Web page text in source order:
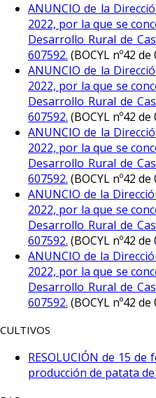
ANUNCIO de la
2022, por la que se
Desarrollo Rural de
607592. (BOCYL nº42
ANUNCIO de la
2022, por la que se
Desarrollo Rural de
607592. (BOCYL nº42
ANUNCIO de la
2022, por la que se
Desarrollo Rural de
607592. (BOCYL nº42
ANUNCIO de la
2022, por la que se
Desarrollo Rural de
607592. (BOCYL nº42
ANUNCIO de la
2022, por la que se
Desarrollo Rural de
607592. (BOCYL nº42
CULTIVOS
RESOLUCIÓN de 15
producción de patata